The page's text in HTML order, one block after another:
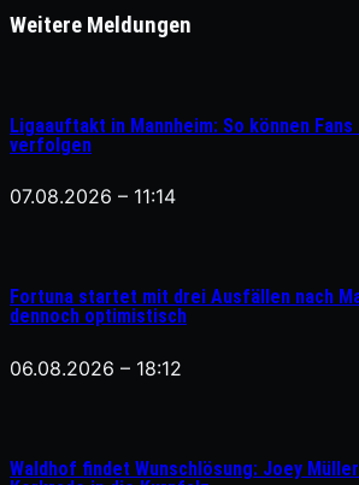
Weitere Meldungen
Ligaauftakt in Mannheim: So können
verfolgen
07.08.2026 – 11:14
Fortuna startet mit drei Ausfällen nach
dennoch optimistisch
06.08.2026 – 18:12
Waldhof findet Wunschlösung: Joey